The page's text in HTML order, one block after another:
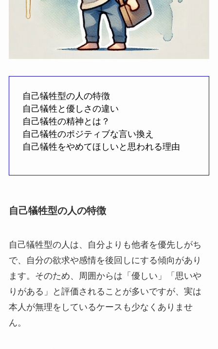
自己犠牲型の人の特徴
自己犠牲と優しさの違い
自己犠牲の精神とは？
自己犠牲のポジティブな言い換え
自己犠牲をやめてほしいと思われる理由
自己犠牲型の人の特徴
自己犠牲型の人は、自分よりも他者を優先しがち
で、自分の欲求や感情を後回しにする傾向があり
ます。そのため、周囲からは「優しい」「思いや
りがある」と評価されることが多いですが、実は
本人が無理をしているケースも少なくありませ
ん。